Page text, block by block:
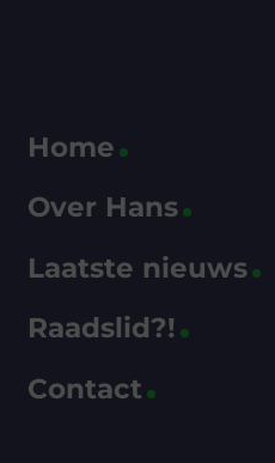
Home
Over Hans
Laatste nieuws
Raadslid?!
Contact